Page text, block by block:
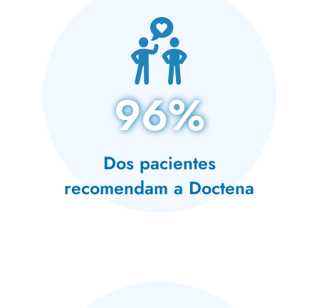
96%
Dos pacientes
recomendam a Doctena